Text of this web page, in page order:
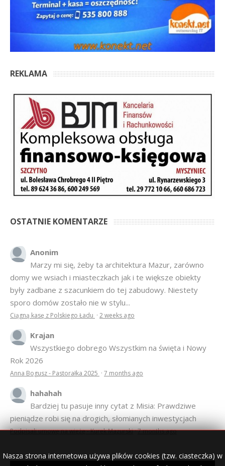
REKLAMA
OSTATNIE KOMENTARZE
Anonim
Marzy mi się, żeby ta architektura Mazur, zarówno
domy we wsiach i miasteczkach jak i te większe obiekty
były zadbane z szacunkiem do tej zabudowy. Niestety
sporo domów zostało nie w stylu...
Ciągną kasę z Polskiego Ładu · 2 weeks ago
Krajan
Wszystkiego dobrego Wszystkim na święta i Nowy
Rok 2026
Anna Bogusz - Pastorałka 2025 · 7 months ago
hahahah
Bardziej tu pasuje inny cytat z Misia: Prawdziwe
pieniądze robi się na drogich, słomianych inwestycjach
Podpisali umowę na wieżę - Kurek Mazurski·7 months ago
Nasza strona internetowa używa plików cookies (tzw. ciasteczka) w